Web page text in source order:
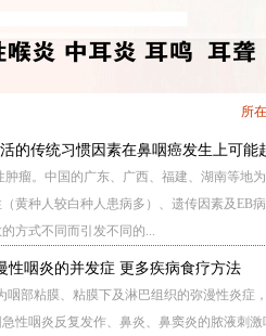
所
的传统习惯因素在鼻咽癌发生上可能
瘤。中国的广东、广西、福建、湖南等地
黄种人较白种人患病多）、遗传因素及EB
方式不同而引发不同的...
性咽炎的并发症 更多疾病食疗方法
部粘膜、粘膜下及淋巴组织的弥漫性炎症
性咽炎反复发作、鼻炎、鼻窦炎的脓液刺